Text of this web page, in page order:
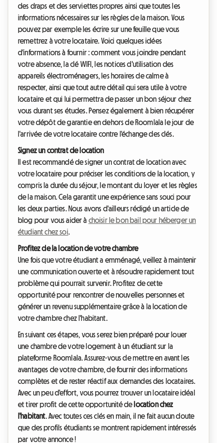
des draps et des serviettes propres ainsi que toutes les
informations nécessaires sur les règles de la maison. Vous
pouvez par exemple les écrire sur une feuille que vous
remettrez à votre locataire. Voici quelques idées
d'informations à fournir : comment vous joindre pendant
votre absence, la clé WIFI, les notices d'utilisation des
appareils électroménagers, les horaires de calme à
respecter, ainsi que tout autre détail qui sera utile à votre
locataire et qui lui permettra de passer un bon séjour chez
vous durant ses études. Pensez également à bien récupérer
votre dépôt de garantie en dehors de Roomlala le jour de
l'arrivée de votre locataire contre l'échange des clés.
Signez un contrat de location
Il est recommandé de signer un contrat de location avec
votre locataire pour préciser les conditions de la location, y
compris la durée du séjour, le montant du loyer et les règles
de la maison. Cela garantit une expérience sans souci pour
les deux parties. Nous avons d'ailleurs rédigé un article de
blog pour vous aider à choisir le bon bail pour héberger un
étudiant chez soi.
Profitez de la location de votre chambre
Une fois que votre étudiant a emménagé, veillez à maintenir
une communication ouverte et à résoudre rapidement tout
problème qui pourrait survenir. Profitez de cette
opportunité pour rencontrer de nouvelles personnes et
générer un revenu supplémentaire grâce à la location de
votre chambre chez l'habitant.
En suivant ces étapes, vous serez bien préparé pour louer
une chambre de votre logement à un étudiant sur la
plateforme Roomlala. Assurez-vous de mettre en avant les
avantages de votre chambre, de fournir des informations
complètes et de rester réactif aux demandes des locataires.
Avec un peu d'effort, vous pourrez trouver un locataire idéal
et tirer profit de cette opportunité delocation chez
l'habitant. Avec toutes ces clés en main, il ne fait aucun doute
que des profils étudiants se montrent rapidement intéressés
par votre annonce !